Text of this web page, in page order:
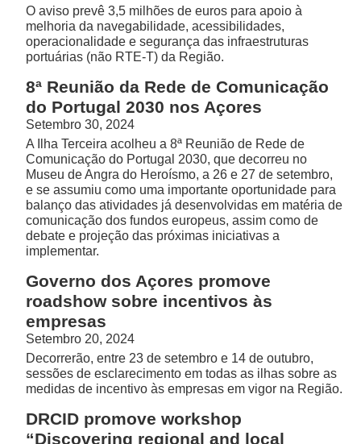
O aviso prevê 3,5 milhões de euros para apoio à
melhoria da navegabilidade, acessibilidades,
operacionalidade e segurança das infraestruturas
portuárias (não RTE-T) da Região.
8ª Reunião da Rede de Comunicação
do Portugal 2030 nos Açores
Setembro 30, 2024
A Ilha Terceira acolheu a 8ª Reunião de Rede de
Comunicação do Portugal 2030, que decorreu no
Museu de Angra do Heroísmo, a 26 e 27 de setembro,
e se assumiu como uma importante oportunidade para
balanço das atividades já desenvolvidas em matéria de
comunicação dos fundos europeus, assim como de
debate e projeção das próximas iniciativas a
implementar.
Governo dos Açores promove
roadshow sobre incentivos às
empresas
Setembro 20, 2024
Decorrerão, entre 23 de setembro e 14 de outubro,
sessões de esclarecimento em todas as ilhas sobre as
medidas de incentivo às empresas em vigor na Região.
DRCID promove workshop
“Discovering regional and local